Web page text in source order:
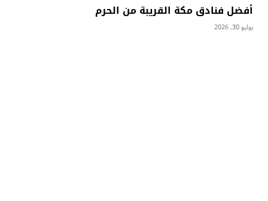
أفضل فنادق مكة القريبة من الحرم
يوليو 30, 2026